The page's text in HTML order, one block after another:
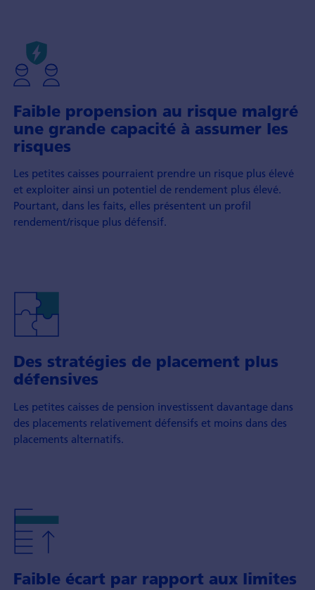
Faible propension au risque malgré
une grande capacité à assumer les
risques
Les petites caisses pourraient prendre un risque plus élevé
et exploiter ainsi un potentiel de rendement plus élevé.
Pourtant, dans les faits, elles présentent un profil
rendement/risque plus défensif.
Des stratégies de placement plus
défensives
Les petites caisses de pension investissent davantage dans
des placements relativement défensifs et moins dans des
placements alternatifs.
Faible écart par rapport aux limites